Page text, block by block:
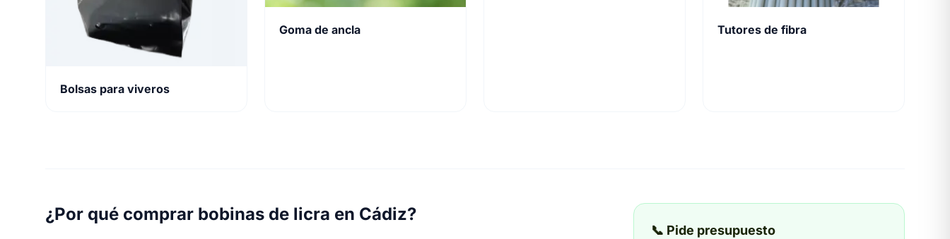
Bolsas para viveros
Goma de ancla Tutores de fibra
¿Por qué comprar bobinas de licra en Cádiz?
📞 Pide presupuesto